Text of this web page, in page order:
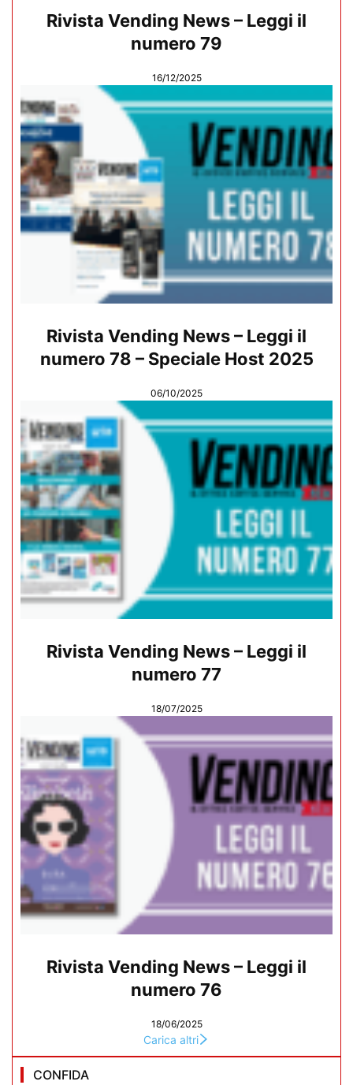
Rivista Vending News – Leggi il
numero 79
16/12/2025
Rivista Vending News – Leggi il
numero 78 – Speciale Host 2025
06/10/2025
Rivista Vending News – Leggi il
numero 77
18/07/2025
Rivista Vending News – Leggi il
numero 76
18/06/2025
Carica altri
CONFIDA